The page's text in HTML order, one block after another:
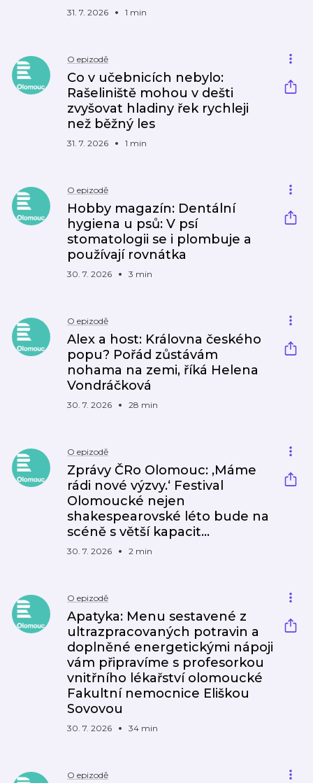
31. 7. 2026 1 min
O epizodě
Co v učebnicích nebylo:
Rašeliniště mohou v dešti
zvyšovat hladiny řek rychleji
než běžný les
31. 7. 2026 1 min
O epizodě
Hobby magazín: Dentální
hygiena u psů: V psí
stomatologii se i plombuje a
používají rovnátka
30. 7. 2026 3 min
O epizodě
Alex a host: Královna českého
popu? Pořád zůstávám
nohama na zemi, říká Helena
Vondráčková
30. 7. 2026 28 min
O epizodě
Zprávy ČRo Olomouc: ‚Máme
rádi nové výzvy.‘ Festival
Olomoucké nejen
shakespearovské léto bude na
scéně s větší kapacit…
30. 7. 2026 2 min
O epizodě
Apatyka: Menu sestavené z
ultrazpracovaných potravin a
doplněné energetickými nápoji
vám připravíme s profesorkou
vnitřního lékařství olomoucké
Fakultní nemocnice Eliškou
Sovovou
30. 7. 2026 34 min
O epizodě